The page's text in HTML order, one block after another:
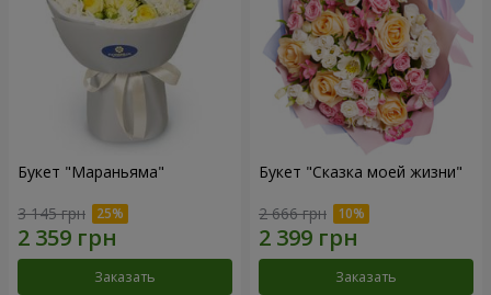
Букет "Мараньяма"
3 145 грн
Заказать
Букет "Сказка моей жизни"
2 666 грн
Заказать